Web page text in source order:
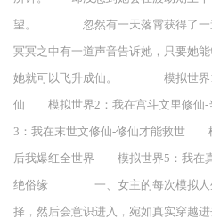
望。 忽然有一天落霄获得了一
冥冥之中有一道声音告诉她，只要她
她就可以飞升成仙。 模拟世界1
仙 模拟世界2：我在宫斗文里修仙
3：我在末世文修仙-修仙才能救世
后我爆红全世界 模拟世界5：我在
绝俗缘 一、女主的每次模拟人生
择，然后会意识进入，宛如真实穿越